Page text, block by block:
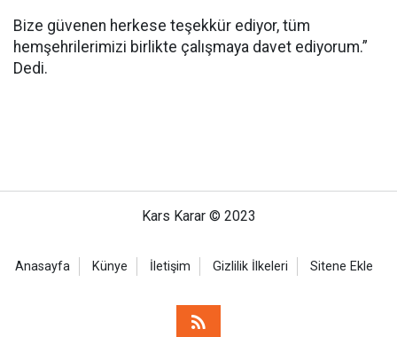
Bize güvenen herkese teşekkür ediyor, tüm
hemşehrilerimizi birlikte çalışmaya davet ediyorum.”
Dedi.
Kars Karar © 2023
Anasayfa Künye İletişim Gizlilik İlkeleri Sitene Ekle